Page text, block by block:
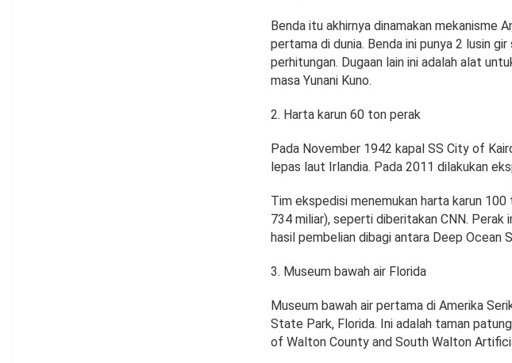
Benda itu akhirnya dinamakan mekanisme
pertama di dunia. Benda ini punya 2 lusin
perhitungan. Dugaan lain ini adalah alat
masa Yunani Kuno.
Harta karun 60 ton perak
Pada November 1942 kapal SS City of
lepas laut Irlandia. Pada 2011 dilakukan
Tim ekspedisi menemukan harta karun
734 miliar), seperti diberitakan CNN. Perak
hasil pembelian dibagi antara Deep Ocean
Museum bawah air Florida
Museum bawah air pertama di Amerika
State Park, Florida. Ini adalah taman
of Walton County and South Walton